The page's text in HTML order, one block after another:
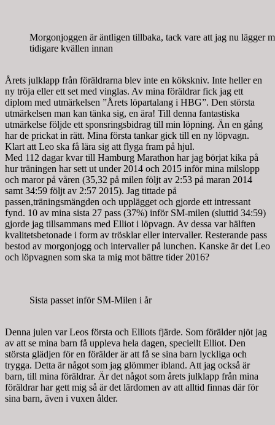
Morgonjoggen är äntligen tillbaka, tack vare att jag nu lägger
tidigare kvällen innan
Årets julklapp från föräldrarna blev inte en kökskniv. Inte heller en
ny tröja eller ett set med vinglas. Av mina föräldrar fick jag ett
diplom med utmärkelsen ”Årets löpartalang i HBG”. Den största
utmärkelsen man kan tänka sig, en ära! Till denna fantastiska
utmärkelse följde ett sponsringsbidrag till min löpning. Än en gång
har de prickat in rätt. Mina första tankar gick till en ny löpvagn.
Klart att Leo ska få lära sig att flyga fram på hjul.
Med 112 dagar kvar till Hamburg Marathon har jag börjat kika på
hur träningen har sett ut under 2014 och 2015 inför mina milslopp
och maror på våren (35,32 på milen följt av 2:53 på maran 2014
samt 34:59 följt av 2:57 2015). Jag tittade på
passen,träningsmängden och upplägget och gjorde ett intressant
fynd. 10 av mina sista 27 pass (37%) inför SM-milen (sluttid 34:59)
gjorde jag tillsammans med Elliot i löpvagn. Av dessa var hälften
kvalitetsbetonade i form av trösklar eller intervaller. Resterande pass
bestod av morgonjogg och intervaller på lunchen. Kanske är det Leo
och löpvagnen som ska ta mig mot bättre tider 2016?
Sista passet inför SM-Milen i år
Denna julen var Leos första och Elliots fjärde. Som förälder njöt jag
av att se mina barn få uppleva hela dagen, speciellt Elliot. Den
största glädjen för en förälder är att få se sina barn lyckliga och
trygga. Detta är något som jag glömmer ibland. Att jag också är
barn, till mina föräldrar. Är det något som årets julklapp från mina
föräldrar har gett mig så är det lärdomen av att alltid finnas där för
sina barn, även i vuxen ålder.